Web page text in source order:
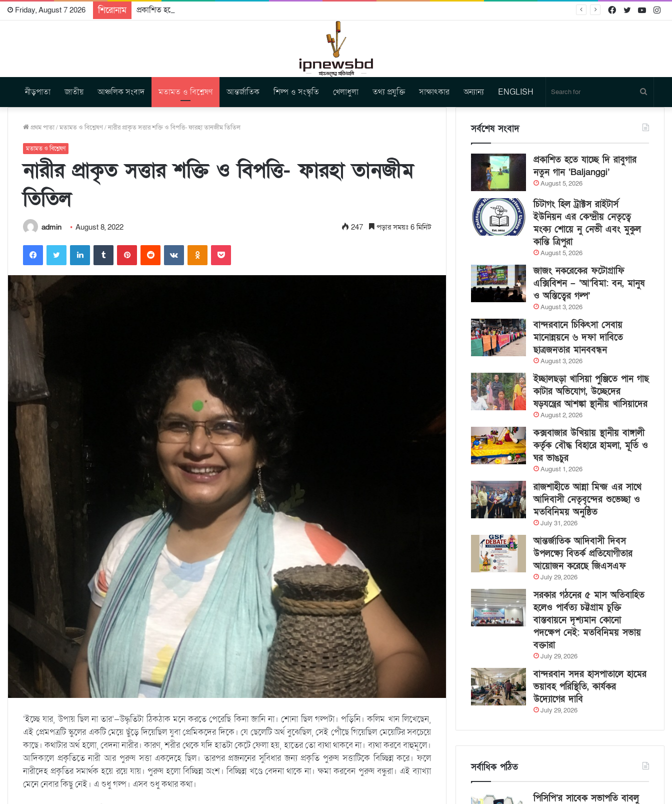
Friday, August 7 2026 শিরোনাম প্রকাশিত হতে যাচ্ছে দি রাবুগার নতুন গান ‘Baljanggi’ Twitter
Facebook
নীড়পাতা জাতীয় আঞ্চলিক সংবাদ মতামত ও বিশ্লেষণ আন্তর্জাতিক শিল্প ও সংস্কৃতি খেলাধুলা তথ্য প্রযুক্তি সাক্ষাৎকার অন্যান্য ENGLISH
for
প্রথম পাতা/মতামত ও বিশ্লেষণ/নারীর প্রাকৃত সত্তার শক্তি ও বিপত্তি- ফারহা তানজীম তিতিল
মতামত ও বিশ্লেষণ
নারীর প্রাকৃত সত্তার শক্তি ও বিপত্তি- ফারহা তানজীম
তিতিল
admin August 8, 2022 247 পড়ার সময়ঃ 6 মিনিট
‘ইচ্ছে যার, উপায় ছিল না তার’—উদ্ধৃতিটা ঠিকঠাক মনে করতে পেরেছি কিনা জানি না। শোনা ছিল গল্পটা। পড়িনি। কলিম খান লিখেছেন,
এই প্রেমপত্রটি স্কুলের একটি মেয়ে ছুঁড়ে দিয়েছিল যুবা প্রেমিকদের দিকে। যে ছেলেটি অর্থ বুঝেছিল, সেই পৌঁছে গিয়েছিল মেয়েটির সবচেয়ে
কাছে। কথাটার অর্থ হলো, বেদনা নারীর। কারণ, শরীর থেকে যদি হাতটা কেটে ফেলা হয়, হাতের তো ব্যথা থাকবে না। ব্যথা করবে বাহুমূলে।
আদিকালে প্রকৃতিতে নারী আর পুরুষ সত্তা একদেহে ছিল। তারপর প্রজননের সুবিধার জন্য প্রকৃতি পুরুষ সত্তাটিকে বিচ্ছিন্ন করে। ফলে
নারীদেহ প্রকৃতির সমার্থক হয়ে রয়ে যায়। পুরুষ হলো বিচ্ছিন্ন অংশ। বিচ্ছিন্ন খণ্ডে বেদনা থাকে না। ক্ষমা করবেন পুরুষ বন্ধুরা। এই ব্যাখ্যা
মেনে নেবার কিছু নেই। এ শুধু গল্প। এসব শুধু কথার কথা।
সর্বশেষ সংবাদ
প্রকাশিত হতে যাচ্ছে দি রাবুগার
নতুন গান ‘Baljanggi’
August 5, 2026
চিটাগং হিল ট্রাক্টস রাইটার্স
ইউনিয়ন এর কেন্দ্রীয় নেতৃত্বে
মংক্য শোয়ে নু নেভী এবং মুকুল
কান্তি ত্রিপুরা
August 5, 2026
জাজং নকরেকের ফটোগ্রাফি
এক্সিবিশন – ‘আ’বিমা: বন, মানুষ
ও অস্তিত্বের গল্প’
August 3, 2026
বান্দরবানে চিকিৎসা সেবায়
মানোন্নয়নে ৬ দফা দাবিতে
ছাত্রজনতার মানববন্ধন
August 3, 2026
ইচ্ছালছড়া খাসিয়া পুঞ্জিতে পান গাছ
কাটার অভিযোগ, উচ্ছেদের
ষড়যন্ত্রের আশঙ্কা স্থানীয় খাসিয়াদের
August 2, 2026
কক্সবাজার উখিয়ায় স্থানীয় বাঙ্গালী
কর্তৃক বৌদ্ধ বিহারে হামলা, মূর্তি ও
ঘর ভাঙচুর
August 1, 2026
রাজশাহীতে আন্না মিন্জ এর সাথে
আদিবাসী নেতৃবৃন্দের শুভেচ্ছা ও
মতবিনিময় অনুষ্ঠিত
July 31, 2026
আন্তর্জাতিক আদিবাসী দিবস
উপলক্ষ্যে বিতর্ক প্রতিযোগীতার
আয়োজন করেছে জিএসএফ
July 29, 2026
সরকার গঠনের ৫ মাস অতিবাহিত
হলেও পার্বত্য চট্টগ্রাম চুক্তি
বাস্তবায়নে দৃশ্যমান কোনো
পদক্ষেপ নেই: মতবিনিময় সভায়
বক্তারা
July 29, 2026
বান্দরবান সদর হাসপাতালে হামের
ভয়াবহ পরিস্থিতি, কার্যকর
উদ্যোগের দাবি
July 29, 2026
সর্বাধিক পঠিত
পিসিপি’র সাবেক সভাপতি বাবলু